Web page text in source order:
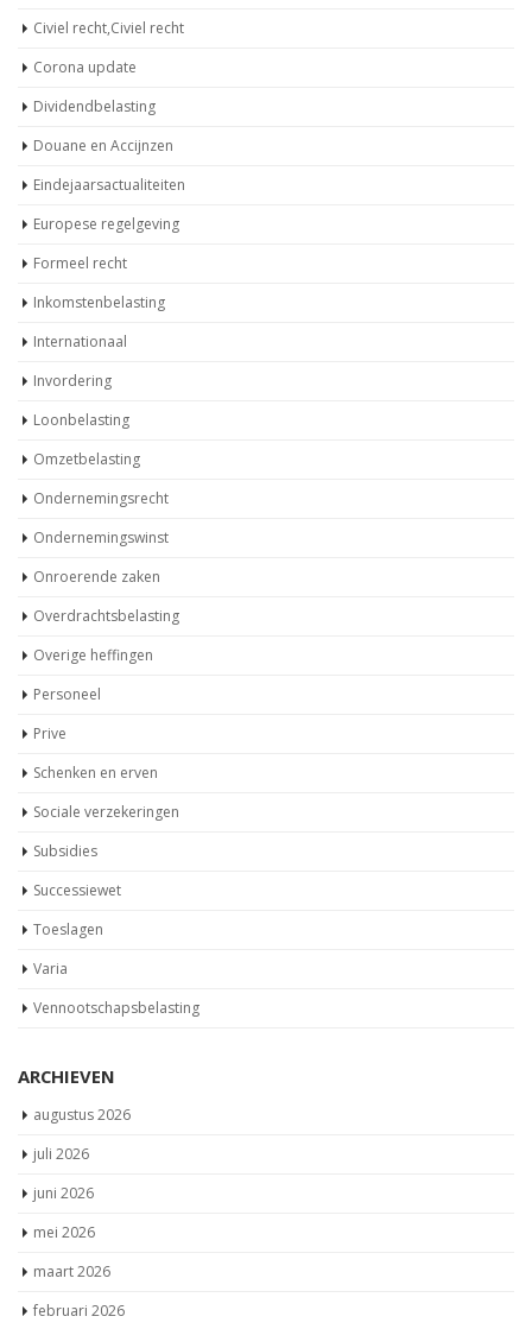
Civiel recht,Civiel recht
Corona update
Dividendbelasting
Douane en Accijnzen
Eindejaarsactualiteiten
Europese regelgeving
Formeel recht
Inkomstenbelasting
Internationaal
Invordering
Loonbelasting
Omzetbelasting
Ondernemingsrecht
Ondernemingswinst
Onroerende zaken
Overdrachtsbelasting
Overige heffingen
Personeel
Prive
Schenken en erven
Sociale verzekeringen
Subsidies
Successiewet
Toeslagen
Varia
Vennootschapsbelasting
ARCHIEVEN
augustus 2026
juli 2026
juni 2026
mei 2026
maart 2026
februari 2026